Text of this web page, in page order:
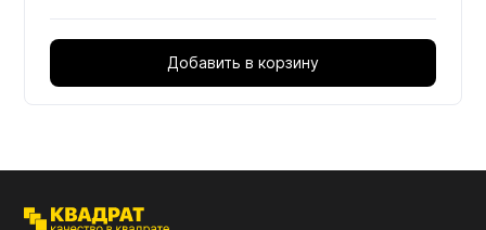
Добавить в корзину